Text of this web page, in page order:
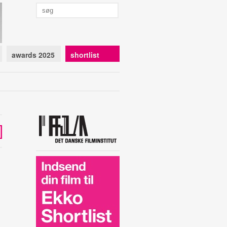
awards 2025 shortlist